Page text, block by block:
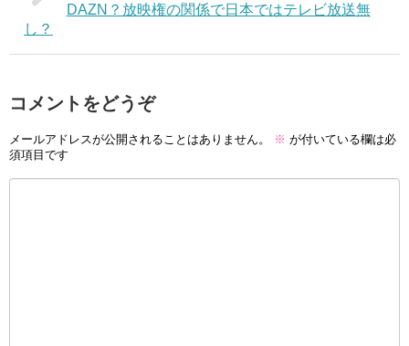
DAZN？放映権の関係で日本ではテレビ放送無
し？
コメントをどうぞ
メールアドレスが公開されることはありません。 ※ が付いている欄は必
須項目です